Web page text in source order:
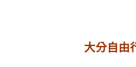
大分自由